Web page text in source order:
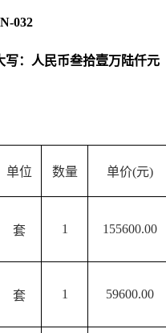
032
写：人民币叁拾壹万陆仟元
单位 数量 单价(元)
套 1 155600.00
套 1 59600.00